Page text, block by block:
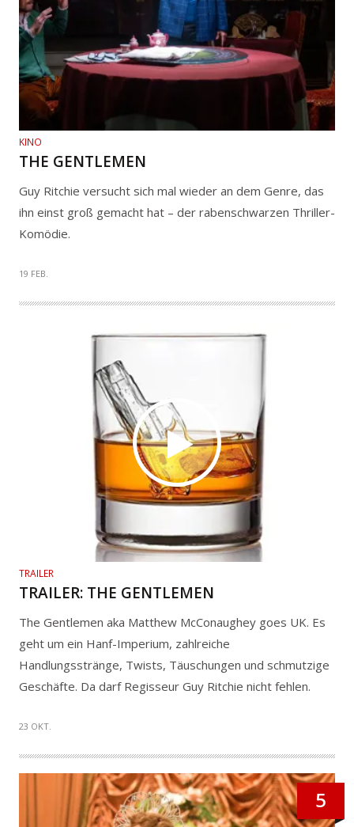
KINO
THE GENTLEMEN
Guy Ritchie versucht sich mal wieder an dem Genre, das
ihn einst groß gemacht hat – der rabenschwarzen Thriller-
Komödie.
19 FEB.
TRAILER
TRAILER: THE GENTLEMEN
The Gentlemen aka Matthew McConaughey goes UK. Es
geht um ein Hanf-Imperium, zahlreiche
Handlungsstränge, Twists, Täuschungen und schmutzige
Geschäfte. Da darf Regisseur Guy Ritchie nicht fehlen.
23 OKT.
5